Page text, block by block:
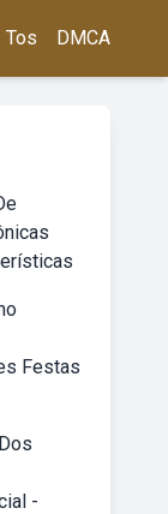
Tos DMCA
Festas
-